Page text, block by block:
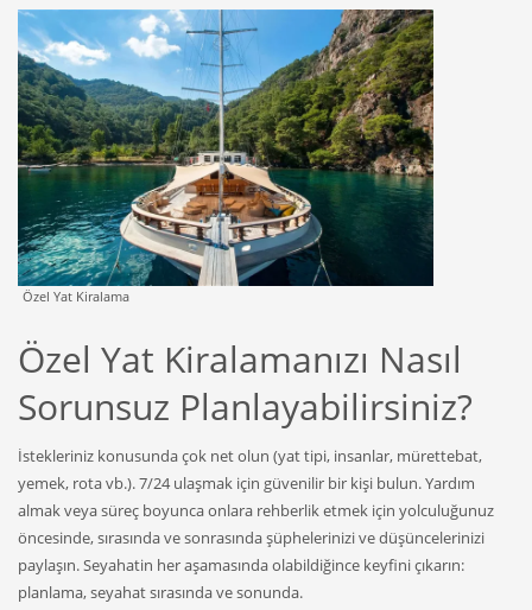
Özel Yat Kiralama
Özel Yat Kiralamanızı Nasıl
Sorunsuz Planlayabilirsiniz?
İstekleriniz konusunda çok net olun (yat tipi, insanlar, mürettebat,
yemek, rota vb.). 7/24 ulaşmak için güvenilir bir kişi bulun. Yardım
almak veya süreç boyunca onlara rehberlik etmek için yolculuğunuz
öncesinde, sırasında ve sonrasında şüphelerinizi ve düşüncelerinizi
paylaşın. Seyahatin her aşamasında olabildiğince keyfini çıkarın:
planlama, seyahat sırasında ve sonunda.